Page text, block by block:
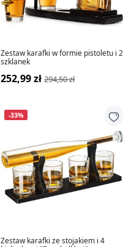
Zestaw karafki w formie pistoletu i 2
szklanek
252,99 zł 294,50 zł
-33%
Zestaw karafki ze stojakiem i 4